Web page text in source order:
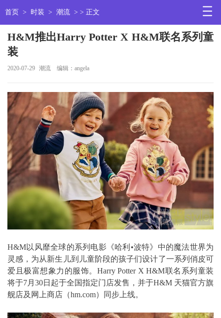
首页 > 时装 > 潮流 > > 正文
H&M推出Harry Potter X H&M联名系列童
装
2020-07-29 潮流 编辑：angela
H&M以风靡全球的系列电影《哈利•波特》中的魔法世界为
灵感，为从新生儿到儿童阶段的孩子们设计了一系列俏皮可
爱且极富想象力的服饰。Harry Potter X H&M联名系列童装
将于7月30日起于全国指定门店发售，并于H&M 天猫官方旗
舰店及网上商店（hm.com）同步上线。